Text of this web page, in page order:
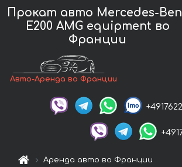
Прокат авто Mercedes-
E200 AMG equipment во
Франции
Авто-Аренда во Франции
Аренда авто во Франции